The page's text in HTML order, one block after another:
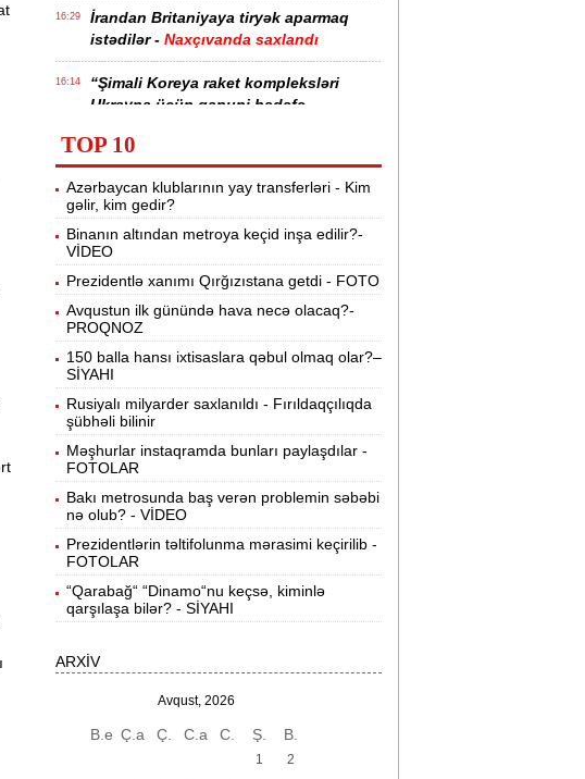
16:29
İrandan Britaniyaya tiryək aparmaq
istədilər - Naxçıvanda saxlandı
16:14
“Şimali Koreya raket kompleksləri
Ukrayna üçün qanuni hədəfə
16:00
Metroya və universitetlərə yaxın ev
axtaranların diqqətinə:Kirayə
bazarında son vəziyyət
15:44
Keçmiş Rusiya və Avropa rəsmiləri
Ukrayna ilə bağlı gizli görüş keçirib -
Bloomberg
15:27
Bakıdan “İsrail bazası“ iddialarına sərt
cavab:“Addım-addım gəzək, İsrailə aid
nəsə varmı?“
15:12
Son 200 ildə dünya iqtisadiyyatının
liderləri kimlər olub? -Siyahı
14:58 Türkiyə ordusunda bir ilk:Polkovnik
Özlem Karapınar general oldu
14:42
Mərkəzi Bank yoxlama apardı:
“Manato“ 50, rəhbəri 10 min manat
cərimələndi
bilməz -SİYAHI
Kimlər hansı stansiyaya rəis təyin
TOP 10
Azərbaycan klublarının yay transferləri - Kim
gəlir, kim gedir?
Binanın altından metroya keçid inşa edilir?-
VİDEO
Prezidentlə xanımı Qırğızıstana getdi - FOTO
Avqustun ilk günündə hava necə olacaq?-
PROQNOZ
150 balla hansı ixtisaslara qəbul olmaq olar?–
SİYAHI
Rusiyalı milyarder saxlanıldı - Fırıldaqçılıqda
şübhəli bilinir
Məşhurlar instaqramda bunları paylaşdılar -
FOTOLAR
Bakı metrosunda baş verən problemin səbəbi
nə olub? - VİDEO
Prezidentlərin təltifolunma mərasimi keçirilib -
FOTOLAR
“Qarabağ“ “Dinamo“nu keçsə, kiminlə
qarşılaşa bilər? - SİYAHI
ARXİV
Avqust, 2026
B.e Ç.a Ç. C.a C. Ş. B.
1 2